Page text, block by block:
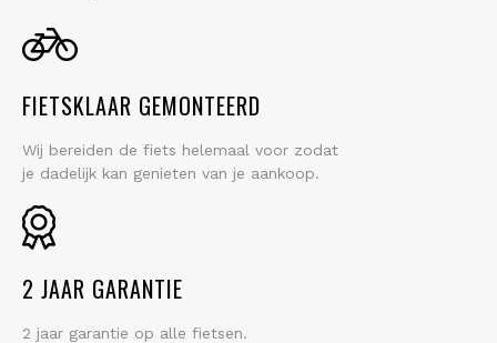
FIETSKLAAR GEMONTEERD
Wij bereiden de fiets helemaal voor zodat
je dadelijk kan genieten van je aankoop.
2 JAAR GARANTIE
2 jaar garantie op alle fietsen.